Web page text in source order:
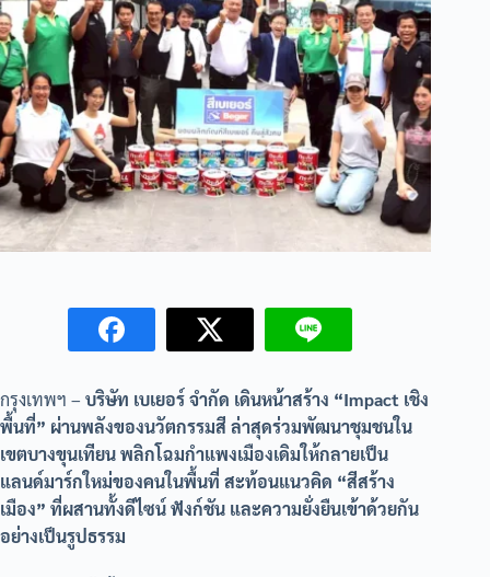
กรุงเทพฯ – บริษัท เบเยอร์ จำกัด เดินหน้าสร้าง “Impact เชิง
พื้นที่” ผ่านพลังของนวัตกรรมสี ล่าสุดร่วมพัฒนาชุมชนใน
เขตบางขุนเทียน พลิกโฉมกำแพงเมืองเดิมให้กลายเป็น
แลนด์มาร์กใหม่ของคนในพื้นที่ สะท้อนแนวคิด “สีสร้าง
เมือง” ที่ผสานทั้งดีไซน์ ฟังก์ชัน และความยั่งยืนเข้าด้วยกัน
อย่างเป็นรูปธรรม